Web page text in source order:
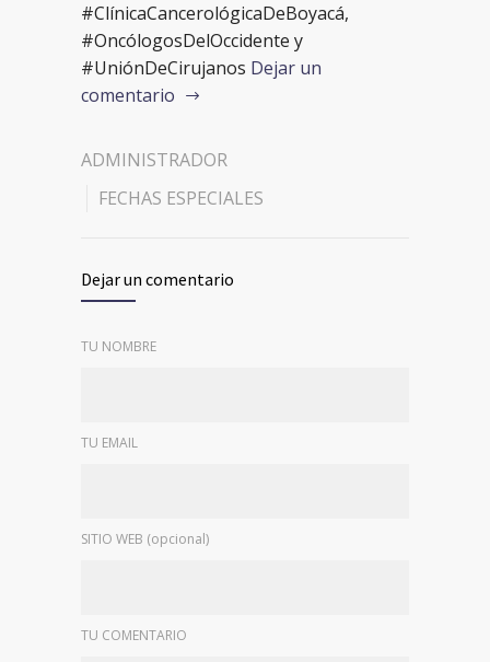
#ClínicaCancerológicaDeBoyacá,
#OncólogosDelOccidente y
#UniónDeCirujanos Dejar un
comentario
ADMINISTRADOR
FECHAS ESPECIALES
Dejar un comentario
TU NOMBRE
TU EMAIL
SITIO WEB (opcional)
TU COMENTARIO